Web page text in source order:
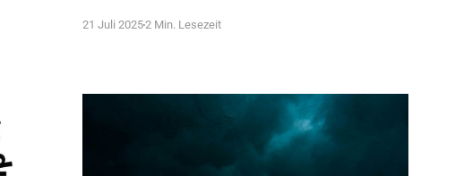
und eine unantastbare Würde – vor und nach der
Geburt. Dass Kandidaten
21 Juli 20252 Min. Lesezeit